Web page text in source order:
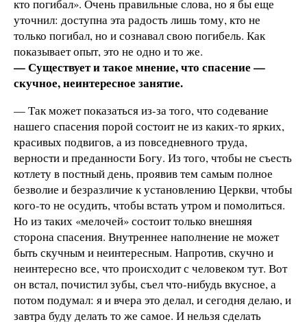
кто погибал». Очень правильные слова, но я бы еще
уточнил: доступна эта радость лишь тому, кто не
только погибал, но и сознавал свою погибель. Как
показывает опыт, это не одно и то же.
— Существует и такое мнение, что спасение —
скучное, неинтересное занятие.
— Так может показаться из-за того, что содевание
нашего спасения порой состоит не из каких-то ярких,
красивых подвигов, а из повседневного труда,
верности и преданности Богу. Из того, чтобы не съесть
котлету в постный день, проявив тем самым полное
безволие и безразличие к установлению Церкви, чтобы
кого-то не осудить, чтобы встать утром и помолиться.
Но из таких «мелочей» состоит только внешняя
сторона спасения. Внутреннее наполнение не может
быть скучным и неинтересным. Напротив, скучно и
неинтересно все, что происходит с человеком тут. Вот
он встал, почистил зубы, съел что-нибудь вкусное, а
потом подумал: я и вчера это делал, и сегодня делаю, и
завтра буду делать то же самое. И нельзя сделать